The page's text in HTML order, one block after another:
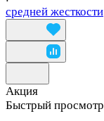
средней жесткости
Акция
Быстрый просмотр